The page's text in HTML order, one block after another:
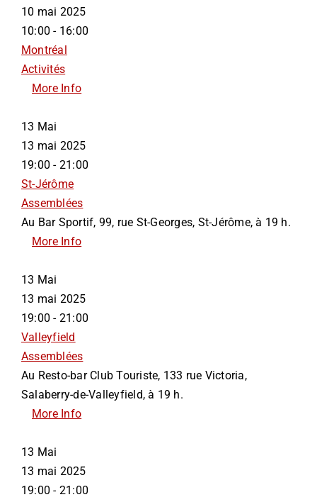
10 mai 2025
10:00 - 16:00
Montréal
Activités
More Info
13 Mai
13 mai 2025
19:00 - 21:00
St-Jérôme
Assemblées
Au Bar Sportif, 99, rue St-Georges, St-Jérôme, à 19 h.
More Info
13 Mai
13 mai 2025
19:00 - 21:00
Valleyfield
Assemblées
Au Resto-bar Club Touriste, 133 rue Victoria,
Salaberry-de-Valleyfield, à 19 h.
More Info
13 Mai
13 mai 2025
19:00 - 21:00